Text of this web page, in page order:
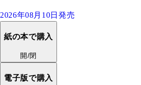
2026年08月10日発売
紙の本で購入
開/閉
電子版で購入